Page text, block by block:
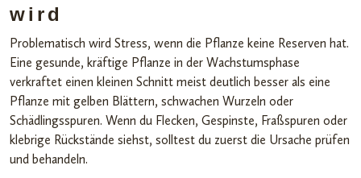
wird
Problematisch wird Stress, wenn die Pflanze keine Reserven hat.
Eine gesunde, kräftige Pflanze in der Wachstumsphase
verkraftet einen kleinen Schnitt meist deutlich besser als eine
Pflanze mit gelben Blättern, schwachen Wurzeln oder
Schädlingsspuren. Wenn du Flecken, Gespinste, Fraßspuren oder
klebrige Rückstände siehst, solltest du zuerst die Ursache prüfen
und behandeln.